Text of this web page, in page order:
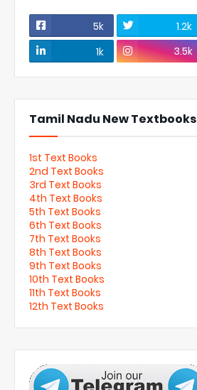
5k 1.2k
1k
3.5k
Tamil Nadu New Textbooks
1st Text Books
2nd Text Books
3rd Text Books
4th Text Books
5th Text Books
6th Text Books
7th Text Books
8th Text Books
9th Text Books
10th Text Books
11th Text Books
12th Text Books